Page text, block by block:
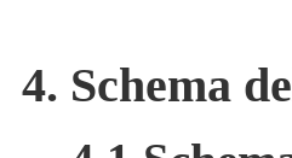
4. Schema